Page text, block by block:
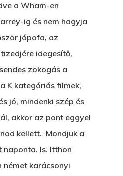
a Wham-en
ig és nem hagyja
jópofa, az
idegesítő,
zokogás a
K kategóriás filmek,
jó, mindenki szép és
akkor az pont eggyel
kellett. Mondjuk a
naponta. Is. Itthon
német karácsonyi